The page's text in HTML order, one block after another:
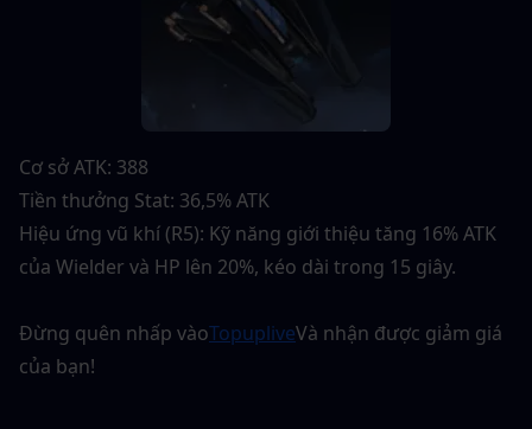
Cơ sở ATK: 388
Tiền thưởng Stat: 36,5% ATK
Hiệu ứng vũ khí (R5): Kỹ năng giới thiệu tăng 16% ATK
của Wielder và HP lên 20%, kéo dài trong 15 giây.
Đừng quên nhấp vàoTopupliveVà nhận được giảm giá
của bạn!